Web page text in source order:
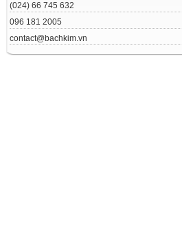
(024) 66 745 632
096 181 2005
contact@bachkim.vn